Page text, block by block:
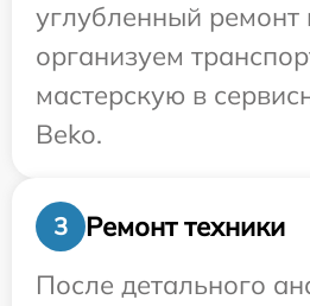
углубленный
организуем
мастерскую в
Beko.
3
Ремонт техники
После детального